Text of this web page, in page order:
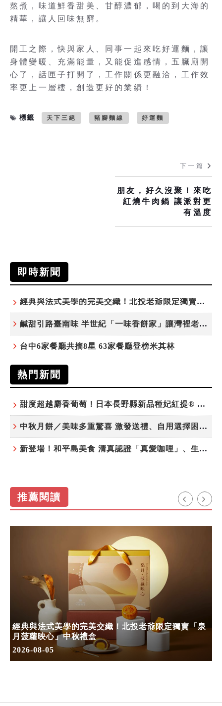
熬煮，味道鮮香甜美、甘醇濃郁，喝的到大海的
精華，讓人回味無窮。
開工之際，快與家人、同事一起來吃好運麵，讓
身體變暖、充滿能量，又能促進感情，五臟廟開
心了，話匣子打開了，工作關係更融洽，工作效
率更上一層樓，創造更好的業績！
標籤 天下三絕 豬腳麵線 好運麵
下一篇
朋友，好久沒聚！來吃
紅燒牛肉鍋 讓派對更
有溫度
即時新聞
經典與法式美學的完美交織！北投老爺限定獨賣「泉月菠蘿映心」中秋禮盒
鹹甜引路臺南味 半世紀「一味香餅家」讓灣裡老街散發餅香
台中6家餐廳共摘8星 63家餐廳登榜米其林
熱門新聞
甜度超越麝香葡萄！日本長野縣新品種妃紅提® 微風超市限期販售
中秋月餅／美味多重驚喜 激發送禮、自用選擇困難症
新登場！和平島美食 清真認證「真愛咖哩」、生態飲食「禾口丘」
推薦閱讀
經典與法式美學的完美交織！北投老爺限定獨賣「泉
月菠蘿映心」中秋禮盒
2026-08-05